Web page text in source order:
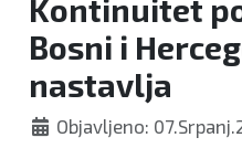
Kontinuitet
Bosni i
nastavlja
Objavljeno: